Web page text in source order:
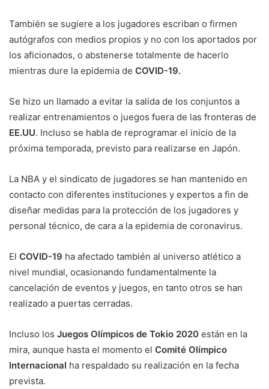
También se sugiere a los jugadores escriban o firmen
autógrafos con medios propios y no con los aportados por
los aficionados, o abstenerse totalmente de hacerlo
mientras dure la epidemia de COVID-19.
Se hizo un llamado a evitar la salida de los conjuntos a
realizar entrenamientos o juegos fuera de las fronteras de
EE.UU. Incluso se habla de reprogramar el inicio de la
próxima temporada, previsto para realizarse en Japón.
La NBA y el sindicato de jugadores se han mantenido en
contacto con diferentes instituciones y expertos a fin de
diseñar medidas para la protección de los jugadores y
personal técnico, de cara a la epidemia de coronavirus.
El COVID-19 ha afectado también al universo atlético a
nivel mundial, ocasionando fundamentalmente la
cancelación de eventos y juegos, en tanto otros se han
realizado a puertas cerradas.
Incluso los Juegos Olímpicos de Tokio 2020 están en la
mira, aunque hasta el momento el Comité Olímpico
Internacional ha respaldado su realización en la fecha
prevista.